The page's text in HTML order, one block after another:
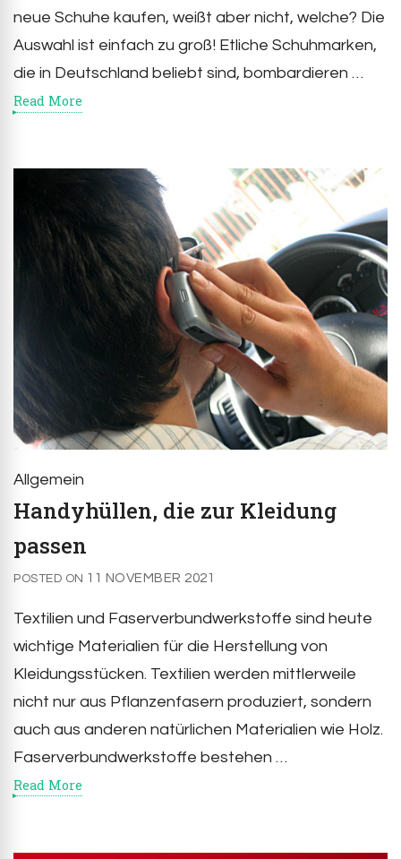
neue Schuhe kaufen, weißt aber nicht, welche? Die
Auswahl ist einfach zu groß! Etliche Schuhmarken,
die in Deutschland beliebt sind, bombardieren …
Read More
Allgemein
Handyhüllen, die zur Kleidung
passen
POSTED ON 11 NOVEMBER 2021
Textilien und Faserverbundwerkstoffe sind heute
wichtige Materialien für die Herstellung von
Kleidungsstücken. Textilien werden mittlerweile
nicht nur aus Pflanzenfasern produziert, sondern
auch aus anderen natürlichen Materialien wie Holz.
Faserverbundwerkstoffe bestehen …
Read More